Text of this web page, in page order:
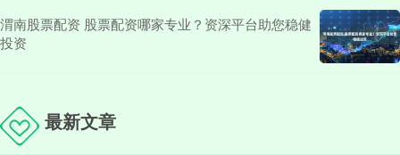
渭南股票配资 股票配资哪家专业？资深平台助您稳健
投资
最新文章